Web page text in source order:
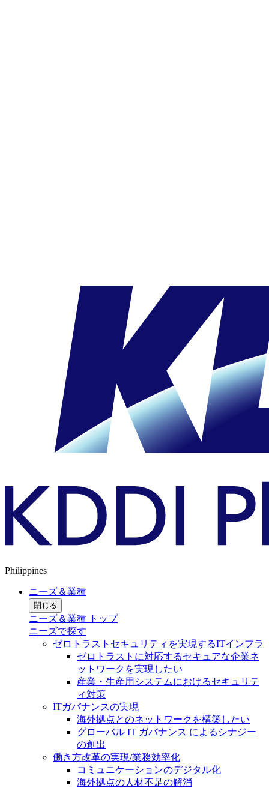
Philippines
ニーズ＆業種
閉じる
ニーズ＆業種 トップ
ニーズで探す
ゼロトラストセキュリティを実現するITインフラ
ゼロトラストに対応するセキュアな企業ネ
ットワークを実現したい
産業・生産用システムにおけるセキュリテ
ィ対策
ITガバナンスの実現
海外拠点とのネットワークを構築したい
グローバル IT ガバナンス によるシナジー
の創出
働き方改革の実現/業務効率化
コミュニケーションのデジタル化
海外拠点の人材不足の解消